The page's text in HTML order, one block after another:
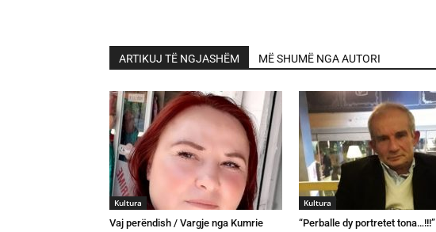
ARTIKUJ TË NGJASHËM MË SHUMË NGA AUTORI
Kultura
Vaj perëndish / Vargje nga Kumrie
Kultura
“Perballe dy portretet tona…!!!”